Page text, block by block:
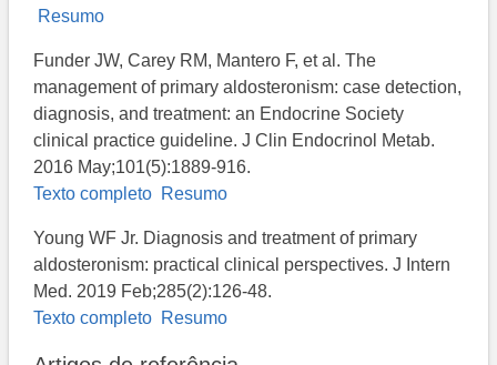
Resumo
Funder JW, Carey RM, Mantero F, et al. The
management of primary aldosteronism: case detection,
diagnosis, and treatment: an Endocrine Society
clinical practice guideline. J Clin Endocrinol Metab.
2016 May;101(5):1889-916.
Texto completo Resumo
Young WF Jr. Diagnosis and treatment of primary
aldosteronism: practical clinical perspectives. J Intern
Med. 2019 Feb;285(2):126-48.
Texto completo Resumo